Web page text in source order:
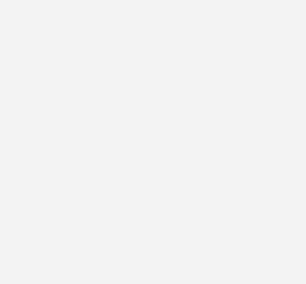
neue Ideen für Solar,